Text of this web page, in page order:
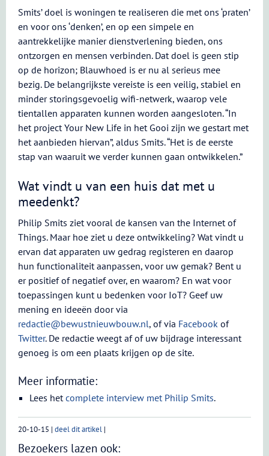
Smits’ doel is woningen te realiseren die met ons ‘praten’
en voor ons ‘denken’, en op een simpele en
aantrekkelijke manier dienstverlening bieden, ons
ontzorgen en mensen verbinden. Dat doel is geen stip
op de horizon; Blauwhoed is er nu al serieus mee
bezig. De belangrijkste vereiste is een veilig, stabiel en
minder storingsgevoelig wifi-netwerk, waarop vele
tientallen apparaten kunnen worden aangesloten. “In
het project Your New Life in het Gooi zijn we gestart met
het aanbieden hiervan”, aldus Smits. “Het is de eerste
stap van waaruit we verder kunnen gaan ontwikkelen.”
Wat vindt u van een huis dat met u
meedenkt?
Philip Smits ziet vooral de kansen van the Internet of
Things. Maar hoe ziet u deze ontwikkeling? Wat vindt u
ervan dat apparaten uw gedrag registeren en daarop
hun functionaliteit aanpassen, voor uw gemak? Bent u
er positief of negatief over, en waarom? En wat voor
toepassingen kunt u bedenken voor IoT? Geef uw
mening en ideeën door via
redactie@bewustnieuwbouw.nl, of via Facebook of
Twitter. De redactie weegt af of uw bijdrage interessant
genoeg is om een plaats krijgen op de site.
Meer informatie:
Lees hetcomplete interview met Philip Smits.
20-10-15 | deel dit artikel |
Bezoekers lazen ook: